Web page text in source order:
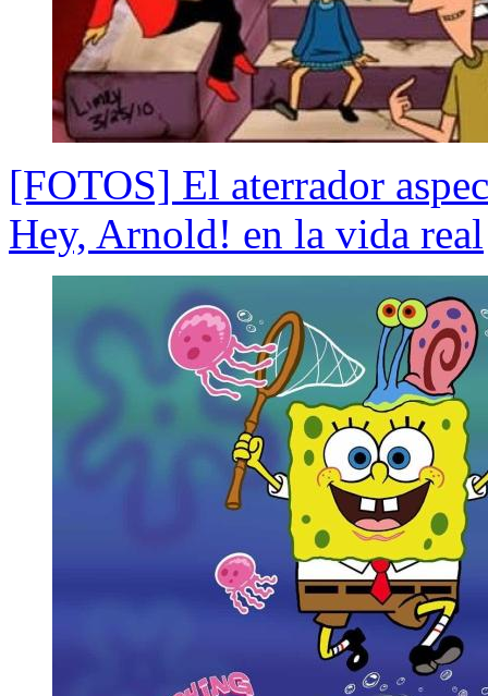
[FOTOS] El aterrador
Hey, Arnold! en la vida real